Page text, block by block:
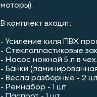
моторы).
В комплект входят:
- Усиление киля ПВХ
- Стеклопластиковые
- Насос ножной 5 л в
- Банки
- Весла разборные - 2
- Ремнабор - 1 шт